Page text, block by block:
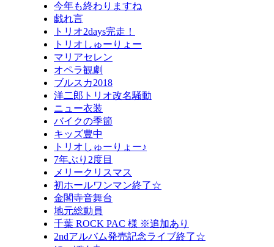
今年も終わりますね
戯れ言
トリオ2days完走！
トリオしゅーりょー
マリアセレン
オペラ観劇
ブルスカ2018
洋二郎トリオ改名騒動
ニュー衣装
バイクの季節
キッズ豊中
トリオしゅーりょー♪
7年ぶり2度目
メリークリスマス
初ホールワンマン終了☆
金閣寺音舞台
地元総動員
千葉 ROCK PAC 様 ※追加あり
2ndアルバム発売記念ライブ終了☆